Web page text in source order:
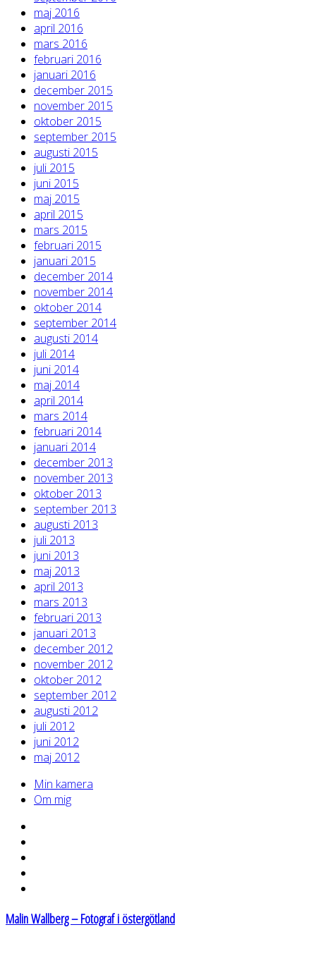
maj 2016
april 2016
mars 2016
februari 2016
januari 2016
december 2015
november 2015
oktober 2015
september 2015
augusti 2015
juli 2015
juni 2015
maj 2015
april 2015
mars 2015
februari 2015
januari 2015
december 2014
november 2014
oktober 2014
september 2014
augusti 2014
juli 2014
juni 2014
maj 2014
april 2014
mars 2014
februari 2014
januari 2014
december 2013
november 2013
oktober 2013
september 2013
augusti 2013
juli 2013
juni 2013
maj 2013
april 2013
mars 2013
februari 2013
januari 2013
december 2012
november 2012
oktober 2012
september 2012
augusti 2012
juli 2012
juni 2012
maj 2012
Min kamera
Om mig
Malin Wallberg – Fotograf i östergötland